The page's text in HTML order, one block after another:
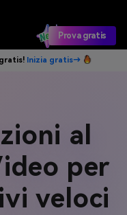
Prova gratis
Inizia gratis→
al
per
veloci